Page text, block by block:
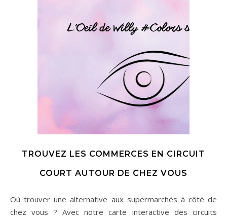
TROUVEZ LES COMMERCES EN CIRCUIT
COURT AUTOUR DE CHEZ VOUS
Où trouver une alternative aux supermarchés à côté de
chez vous ? Avec notre carte interactive des circuits